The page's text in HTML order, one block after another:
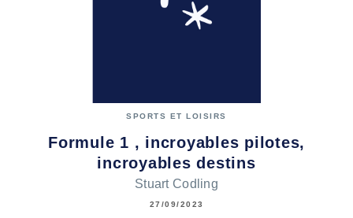
SPORTS ET LOISIRS
Formule 1 , incroyables pilotes,
incroyables destins
Stuart Codling
27/09/2023